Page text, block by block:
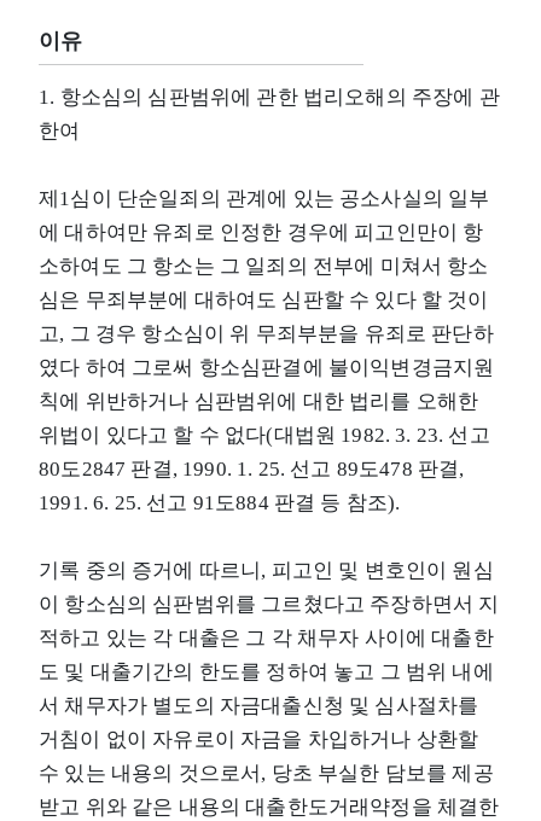
이유
1. 항소심의 심판범위에 관한 법리오해의 주장에 관
한여
제1심이 단순일죄의 관계에 있는 공소사실의 일부
에 대하여만 유죄로 인정한 경우에 피고인만이 항
소하여도 그 항소는 그 일죄의 전부에 미쳐서 항소
심은 무죄부분에 대하여도 심판할 수 있다 할 것이
고, 그 경우 항소심이 위 무죄부분을 유죄로 판단하
였다 하여 그로써 항소심판결에 불이익변경금지원
칙에 위반하거나 심판범위에 대한 법리를 오해한
위법이 있다고 할 수 없다(대법원 1982. 3. 23. 선고
80도2847 판결, 1990. 1. 25. 선고 89도478 판결,
1991. 6. 25. 선고 91도884 판결 등 참조).
기록 중의 증거에 따르니, 피고인 및 변호인이 원심
이 항소심의 심판범위를 그르쳤다고 주장하면서 지
적하고 있는 각 대출은 그 각 채무자 사이에 대출한
도 및 대출기간의 한도를 정하여 놓고 그 범위 내에
서 채무자가 별도의 자금대출신청 및 심사절차를
거침이 없이 자유로이 자금을 차입하거나 상환할
수 있는 내용의 것으로서, 당초 부실한 담보를 제공
받고 위와 같은 내용의 대출한도거래약정을 체결한